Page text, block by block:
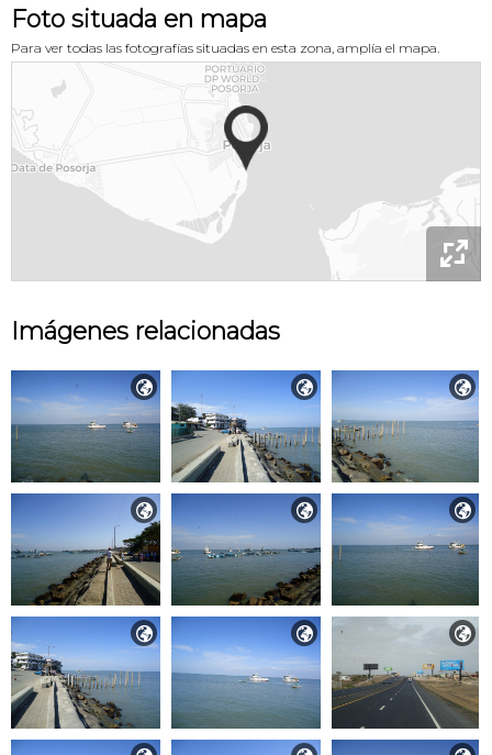
Foto situada en mapa
Para ver todas las fotografías situadas en esta zona, amplía el mapa.

Imágenes relacionadas
  
  
  